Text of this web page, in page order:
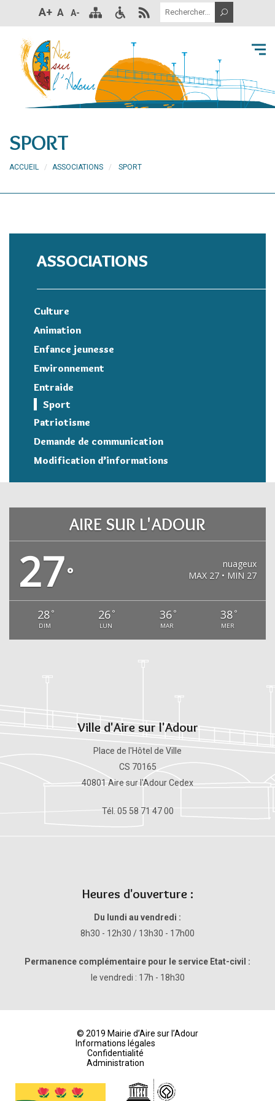
A+ A A-
SPORT
ACCUEIL ASSOCIATIONS SPORT
ASSOCIATIONS
Culture
Animation
Enfance jeunesse
Environnement
Entraide
Sport
Patriotisme
Demande de communication
Modification d’informations
AIRE SUR L'ADOUR
27°
nuageux
MAX 27 • MIN 27
28 °
DIM
26 °
LUN
36 °
MAR
38 °
MER
Ville d'Aire sur l'Adour
Place de l'Hôtel de Ville
CS 70165
40801 Aire sur l'Adour Cedex
Tél. 05 58 71 47 00
Heures d'ouverture :
Du lundi au vendredi :
8h30 - 12h30 / 13h30 - 17h00
Permanence complémentaire pour le service Etat-civil :
le vendredi : 17h - 18h30
© 2019 Mairie d’Aire sur l’Adour
Informations légales
Confidentialité
Administration